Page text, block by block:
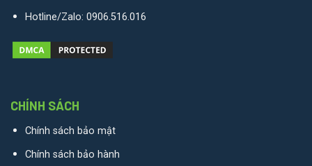
Hotline/Zalo: 0906.516.016
CHÍNH SÁCH
Chính sách bảo mật
Chính sách bảo hành